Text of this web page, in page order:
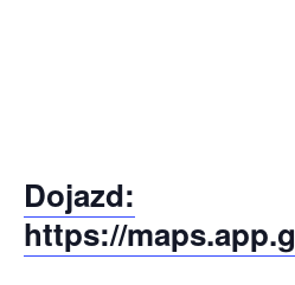
Dojazd:
https://